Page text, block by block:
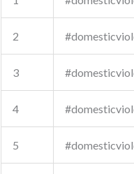
2
3
4
5